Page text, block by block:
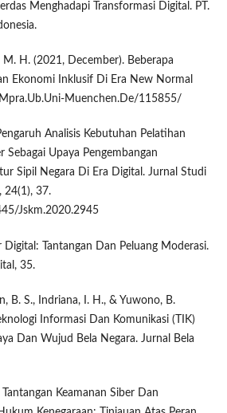
Menghadapi Transformasi Digital. PT.
H. (2021, December). Beberapa
Ekonomi Inklusif Di Era New Normal
Muenchen.De/115855/
Analisis Kebutuhan Pelatihan
Sebagai Upaya Pengembangan
Sipil Negara Di Era Digital. Jurnal Studi
24(1), 37.
Jskm.2020.2945
Digital: Tantangan Dan Peluang Moderasi.
35.
B. S., Indriana, I. H., & Yuwono, B.
Informasi Dan Komunikasi (TIK)
Dan Wujud Bela Negara. Jurnal Bela
Keamanan Siber Dan